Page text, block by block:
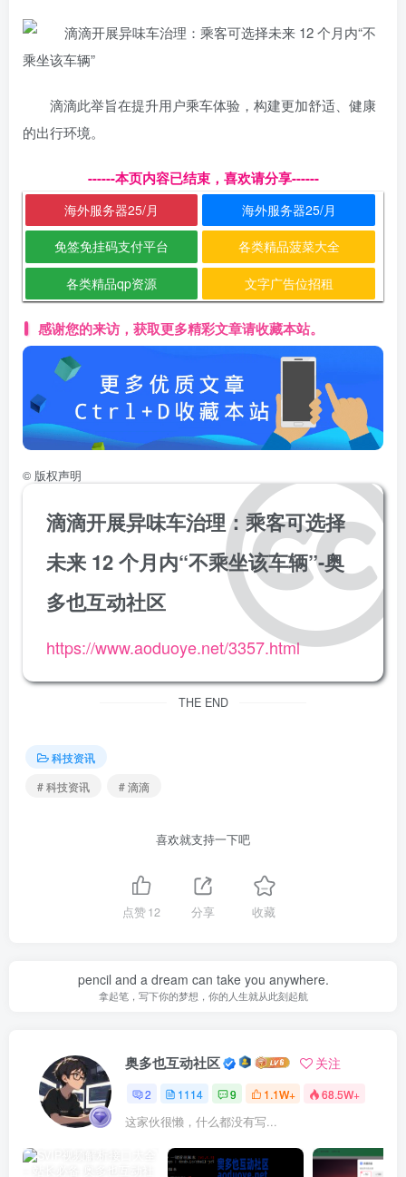
滴滴此举旨在提升用户乘车体验，构建更加舒适、健康
的出行环境。
------本页内容已结束，喜欢请分享------
海外服务器25/月 海外服务器25/月
免签免挂码支付平台 各类精品菠菜大全
各类精品qp资源 文字广告位招租
感谢您的来访，获取更多精彩文章请收藏本站。
© 版权声明
滴滴开展异味车治理：乘客可选择
未来 12 个月内“不乘坐该车辆”-奥
多也互动社区
https://www.aoduoye.net/3357.html
THE END
科技资讯
# 科技资讯
# 滴滴
喜欢就支持一下吧
点赞12 分享 收藏
pencil and a dream can take you anywhere.
拿起笔，写下你的梦想，你的人生就从此刻起航
奥多也互动社区 关注
2 1114 9 1.1W+ 68.5W+
这家伙很懒，什么都没有写...